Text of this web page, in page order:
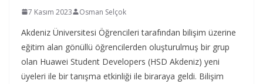
7 Kasım 2023 Osman Selçok
Akdeniz Üniversitesi Öğrencileri tarafından bilişim üzerine
eğitim alan gönüllü öğrencilerden oluşturulmuş bir grup
olan Huawei Student Developers (HSD Akdeniz) yeni
üyeleri ile bir tanışma etkinliği ile biraraya geldi. Bilişim